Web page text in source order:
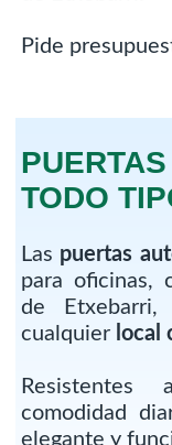
Pide
TODO
Las puertas
para oficinas,
de Etxebarri,
cualquier local
comodidad
elegante y